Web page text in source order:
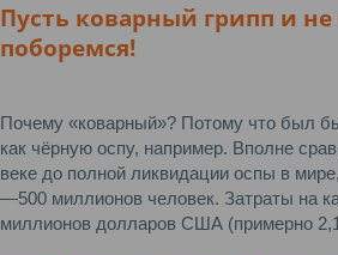
Пусть коварный грипп и
поборемся!
Почему «коварный»? Потому что был
как чёрную оспу, например. Вполне
веке до полной ликвидации оспы в
—500 миллионов человек. Затраты на
миллионов долларов США (примерно